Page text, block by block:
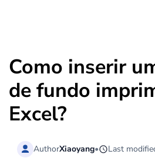
Como inserir
de fundo
Excel?
AuthorXiaoyang• Last